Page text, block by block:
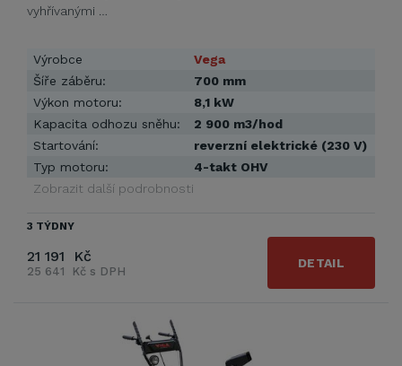
vyhřívanými …
Výrobce
Vega
Šíře záběru:
700 mm
Výkon motoru:
8,1 kW
Kapacita odhozu sněhu:
2 900 m3/hod
Startování:
reverzní elektrické (230 V)
Typ motoru:
4-takt OHV
Zobrazit další podrobnosti
3 TÝDNY
21 191 Kč
25 641 Kč s DPH
DETAIL